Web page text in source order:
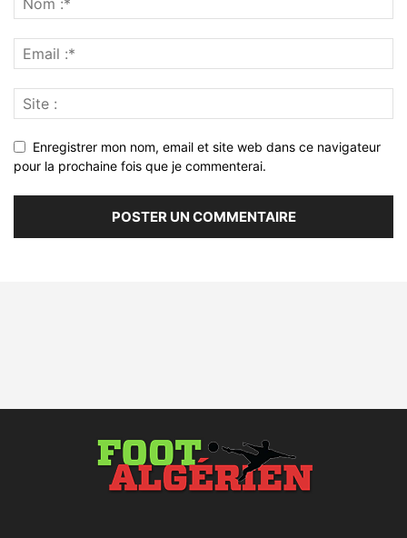
Enregistrer mon nom, email et site web dans ce navigateur
pour la prochaine fois que je commenterai.